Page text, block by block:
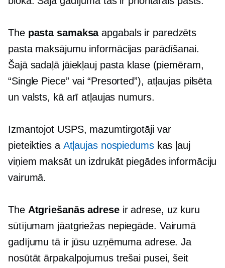
The pasta samaksaapgabals ir paredzēts
pasta maksājumu informācijas parādīšanai.
Šajā sadaļā jāiekļauj pasta klase (piemēram,
“Single Piece” vai “Presorted”), atļaujas pilsēta
un valsts, kā arī atļaujas numurs.
Izmantojot USPS, mazumtirgotāji var
pieteikties a Atļaujas nospiedumskas ļauj
viņiem maksāt un izdrukāt piegādes informāciju
vairumā.
The Atgriešanās adreseir adrese, uz kuru
sūtījumam jāatgriežas nepiegāde. Vairumā
gadījumu tā ir jūsu uzņēmuma adrese. Ja
nosūtāt ārpakalpojumus trešai pusei, šeit